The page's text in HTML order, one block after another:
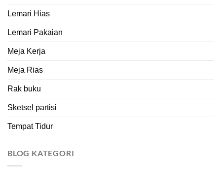
Lemari Hias
Lemari Pakaian
Meja Kerja
Meja Rias
Rak buku
Sketsel partisi
Tempat Tidur
BLOG KATEGORI